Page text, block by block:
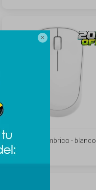

Mouse inalambrico - blanco
$ 311